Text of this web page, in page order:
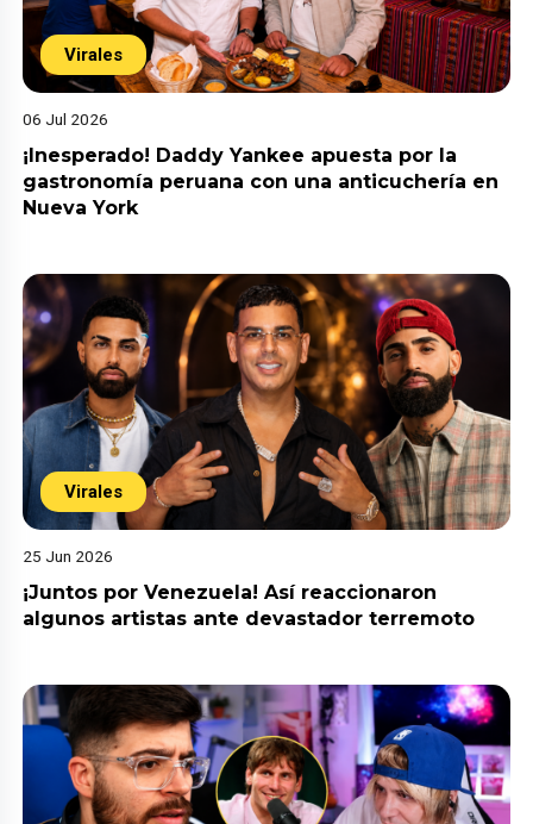
Virales
06 Jul 2026
¡Inesperado! Daddy Yankee apuesta por la
gastronomía peruana con una anticuchería en
Nueva York
Virales
25 Jun 2026
¡Juntos por Venezuela! Así reaccionaron
algunos artistas ante devastador terremoto